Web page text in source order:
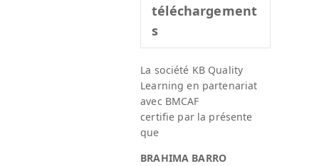
téléchargement
s
La société KB Quality
Learning en partenariat
avec BMCAF
certifie par la présente
que
BRAHIMA BARRO